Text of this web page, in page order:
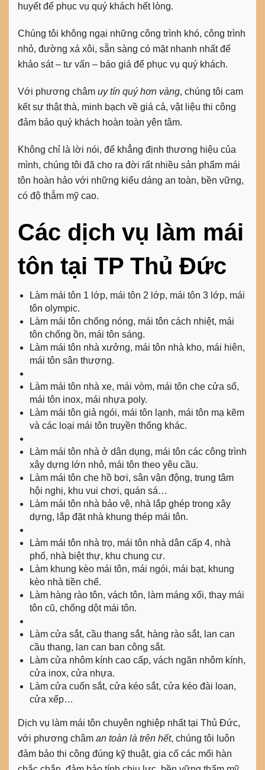
huyết để phục vụ quý khách hết lòng.
Chúng tôi không ngại những công trình khó, công trình
nhỏ, đường xá xôi, sẵn sàng có mặt nhanh nhất để
khảo sát – tư vấn – báo giá để phục vụ quý khách.
Với phương châm uy tín quý hơn vàng, chúng tôi cam
kết sự thật thà, minh bạch về giá cả, vật liệu thi công
đảm bảo quý khách hoàn toàn yên tâm.
Không chỉ là lời nói, để khẳng định thương hiệu của
mình, chúng tôi đã cho ra đời rất nhiều sản phẩm mái
tôn hoàn hảo với những kiểu dáng an toàn, bền vững,
có độ thẫm mỹ cao.
Các dịch vụ làm mái
tôn tại TP Thủ Đức
Làm mái tôn 1 lớp, mái tôn 2 lớp, mái tôn 3 lớp, mái
tôn olympic.
Làm mái tôn chống nóng, mái tôn cách nhiệt, mái
tôn chống ồn, mái tôn sáng.
Làm mái tôn nhà xưởng, mái tôn nhà kho, mái hiên,
mái tôn sân thượng.
Làm mái tôn nhà xe, mái vòm, mái tôn che cửa sổ,
mái tôn inox, mái nhựa poly.
Làm mái tôn giả ngói, mái tôn lạnh, mái tôn mạ kẽm
và các loại mái tôn truyền thống khác.
Làm mái tôn nhà ở dân dụng, mái tôn các công trình
xây dựng lớn nhỏ, mái tôn theo yêu cầu.
Làm mái tôn che hồ bơi, sân vận động, trung tâm
hội nghị, khu vui chơi, quán sá…
Làm mái tôn nhà bảo vệ, nhà lắp ghép trong xây
dựng, lắp đặt nhà khung thép mái tôn.
Làm mái tôn nhà trọ, mái tôn nhà dân cấp 4, nhà
phố, nhà biệt thự, khu chung cư.
Làm khung kèo mái tôn, mái ngói, mái bạt, khung
kèo nhà tiền chế.
Làm hàng rào tôn, vách tôn, làm máng xối, thay mái
tôn cũ, chống dột mái tôn.
Làm cửa sắt, cầu thang sắt, hàng rào sắt, lan can
cầu thang, lan can ban công sắt.
Làm cửa nhôm kính cao cấp, vách ngăn nhôm kính,
cửa inox, cửa nhựa.
Làm cửa cuốn sắt, cửa kéo sắt, cửa kéo đài loan,
cửa xếp…
Dịch vụ làm mái tôn chuyên nghiệp nhất tại Thủ Đức,
với phương châm an toàn là trên hết, chúng tôi luôn
đảm bảo thi công đúng kỹ thuật, gia cố các mối hàn